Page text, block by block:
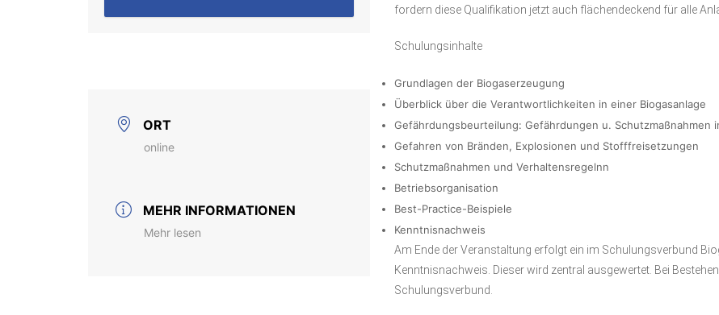
ORT
online
MEHR INFORMATIONEN
Mehr lesen
fordern diese Qualifikation jetzt auch flächendeckend für alle
Schulungsinhalte
Grundlagen der Biogaserzeugung
Überblick über die Verantwortlichkeiten in einer Biogasanlage
Gefährdungsbeurteilung: Gefährdungen u. Schutzmaßnahmen
Gefahren von Bränden, Explosionen und Stofffreisetzungen
Schutzmaßnahmen und Verhaltensregelnn
Betriebsorganisation
Best-Practice-Beispiele
Kenntnisnachweis
Am Ende der Veranstaltung erfolgt ein im Schulungsverbund
Kenntnisnachweis. Dieser wird zentral ausgewertet. Bei
Schulungsverbund.